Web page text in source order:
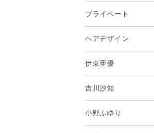
プライベート
ヘアデザイン
伊東亜優
吉川沙知
小野ふゆり